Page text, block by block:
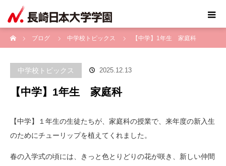
ブログ
中学校トピックス 【中学】1年生 家庭科
中学校トピックス 2025.12.13
【中学】1年生 家庭科
【中学】１年生の生徒たちが、家庭科の授業で、来年度の新入生
のためにチューリップを植えてくれました。
春の入学式の頃には、きっと色とりどりの花が咲き、新しい仲間